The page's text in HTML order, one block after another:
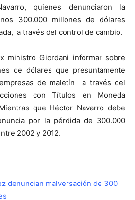
quienes denunciaron la
300.000 millones de dólares
a través del control de cambio.
ministro Giordani informar sobre
de dólares que presuntamente
de maletín a través del
con Títulos en Moneda
que Héctor Navarro debe
por la pérdida de 300.000
2002 y 2012.
denuncian malversación de 300